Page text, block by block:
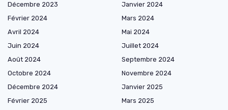
Décembre 2023
Janvier 2024
Février 2024
Mars 2024
Avril 2024
Mai 2024
Juin 2024
Juillet 2024
Août 2024
Septembre 2024
Octobre 2024
Novembre 2024
Décembre 2024
Janvier 2025
Février 2025
Mars 2025